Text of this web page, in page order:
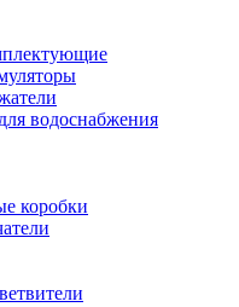
водоснабжения
коробки